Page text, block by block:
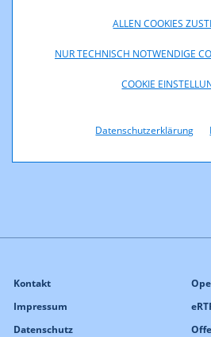
ALLEN COOKIES
NUR TECHNISCH NOTWENDIGE
COOKIE
Datenschutzerklärung
Dieses Feld müssen Sie nur
ausschließlich für die
Rundfunk und Telekom Regulierungs-
Kontakt
Impressum
Datenschutz